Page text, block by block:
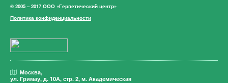
© 2005 – 2017 ООО «Герпетический центр»
Политика конфиденциальности
Москва,
ул. Гримау, д. 10А, стр. 2, м. Академическая